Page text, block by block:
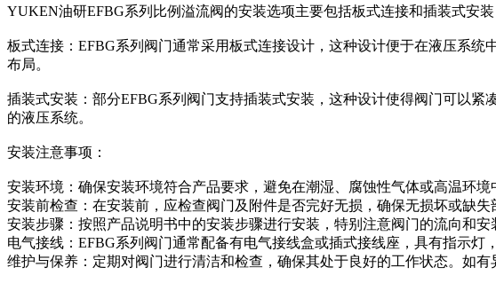
YUKEN油研EFBG系列比例溢流阀的安装选项主要包括‌板式连接和插装式安装‌
板式连接‌：EFBG系列阀门通常采用板式连接设计，这种设计便于在液压系
布局。
插装式安装‌：部分EFBG系列阀门支持插装式安装，这种设计使得阀门可以
的液压系统。
安装注意事项‌：
安装环境‌：确保安装环境符合产品要求，避免在潮湿、腐蚀性气体或高温环境
安装前检查‌：在安装前，应检查阀门及附件是否完好无损，确保无损坏或缺失
安装步骤‌：按照产品说明书中的安装步骤进行安装，特别注意阀门的流向和安
电气接线‌：EFBG系列阀门通常配备有电气接线盒或插式接线座，具有指示
维护与保养‌：定期对阀门进行清洁和检查，确保其处于良好的工作状态。如有